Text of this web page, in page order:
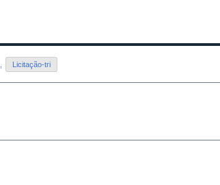
Licitação-tri